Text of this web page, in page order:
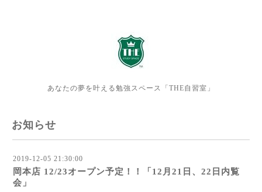
あなたの夢を叶える勉強スペース「THE自習室」
お知らせ
2019-12-05 21:30:00
岡本店 12/23オープン予定！！「12月21日、22日内覧
会」